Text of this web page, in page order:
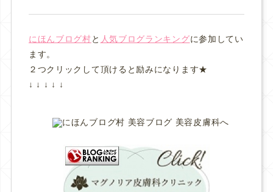
にほんブログ村と 人気ブログランキングに参加してい
ます。
２つクリックして頂けると励みになります★
↓ ↓ ↓ ↓ ↓